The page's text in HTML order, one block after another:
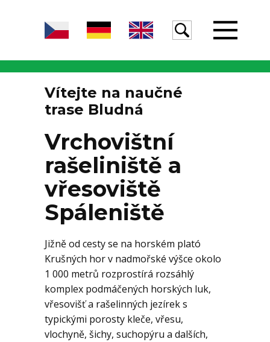
Geologie
Kontakt
Vítejte na naučné
trase Bludná
Vrchovištní
rašeliniště a
vřesoviště
Spáleniště
Jižně od cesty se na horském plató
Krušných hor v nadmořské výšce okolo
1 000 metrů rozprostírá rozsáhlý
komplex podmáčených horských luk,
vřesovišť a rašelinných jezírek s
typickými porosty kleče, vřesu,
vlochyně, šichy, suchopýru a dalších,